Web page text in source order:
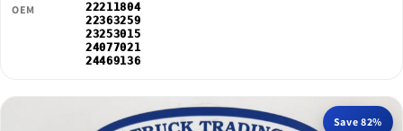
OEM
22211804
22363259
23253015
24077021
24469136
Save 82%